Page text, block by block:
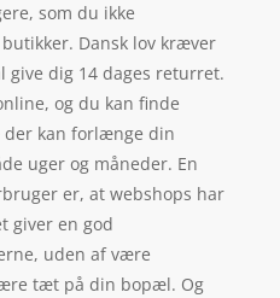
som du ikke
Dansk lov kræver
give dig 14 dages returret.
og du kan finde
der kan forlænge din
uger og måneder. En
er, at webshops har
giver en god
uden af være
tæt på din bopæl. Og